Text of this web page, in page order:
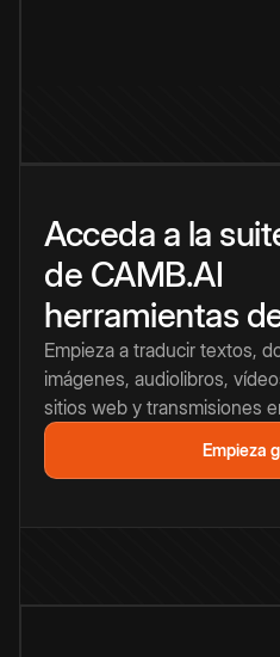
Acceda a la
de CAMB.AI
herramientas
Empieza a traducir textos,
imágenes, audiolibros,
sitios web y transmisiones
Empieza